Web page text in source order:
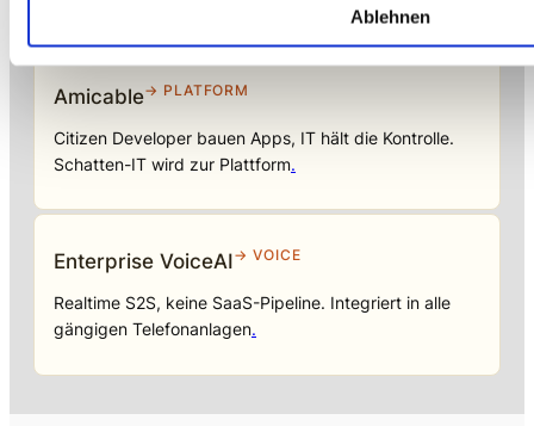
Ablehnen
Amicable→ PLATFORM
Citizen Developer bauen Apps, IT hält die Kontrolle.
Schatten-IT wird zur Plattform.
Enterprise VoiceAI→ VOICE
Realtime S2S, keine SaaS-Pipeline. Integriert in alle
gängigen Telefonanlagen.